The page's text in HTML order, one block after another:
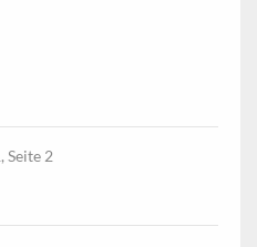
Seite 2